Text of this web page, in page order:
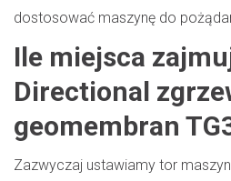
dostosować maszynę do
Ile miejsca
Directional
geomembran
Zazwyczaj ustawiamy tor